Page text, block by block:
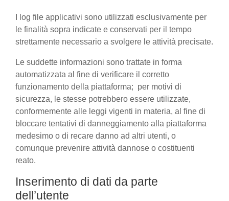
I log file applicativi sono utilizzati esclusivamente per
le finalità sopra indicate e conservati per il tempo
strettamente necessario a svolgere le attività precisate.
Le suddette informazioni sono trattate in forma
automatizzata al fine di verificare il corretto
funzionamento della piattaforma; per motivi di
sicurezza, le stesse potrebbero essere utilizzate,
conformemente alle leggi vigenti in materia, al fine di
bloccare tentativi di danneggiamento alla piattaforma
medesimo o di recare danno ad altri utenti, o
comunque prevenire attività dannose o costituenti
reato.
Inserimento di dati da parte
dell’utente